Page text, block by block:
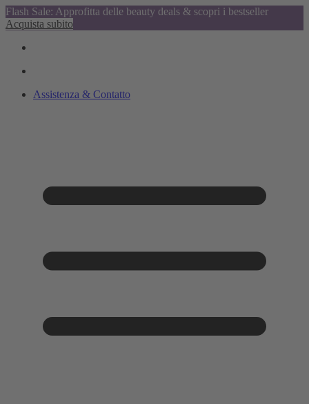
Flash Sale: Approfitta delle beauty deals & scopri i bestseller
Acquista subito
Assistenza & Contatto